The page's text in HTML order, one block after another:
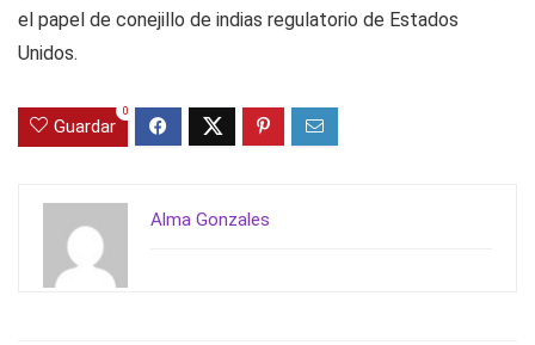
el papel de conejillo de indias regulatorio de Estados
Unidos.
Guardar
0
Alma Gonzales